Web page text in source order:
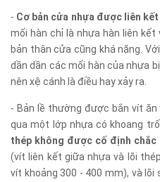
- Cơ bản cửa nhựa được liên
mối hàn chỉ là nhựa hàn liên
bản thân cửa cũng khá nặng.
dần dần các mối hàn của nhựa
nên xệ cánh là điều hay xảy ra.
- Bản lề thường được bắn vít ăn
qua một lớp nhựa có khoang
thép không được cố định chắc
(vít liên kết giữa nhựa và lõi
vít khoảng 300 - 400 mm), và